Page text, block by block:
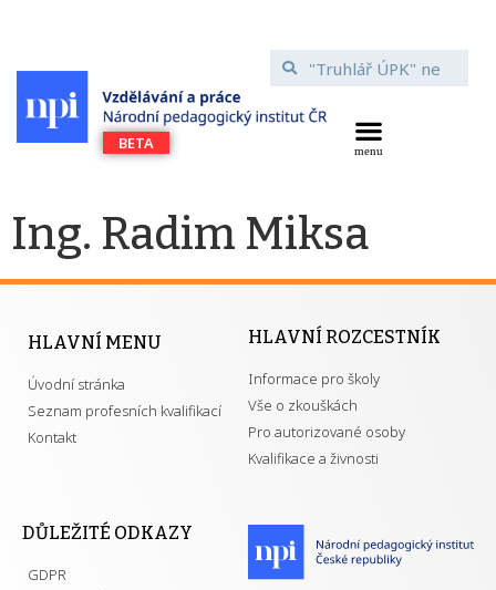
Ing. Radim Miksa
HLAVNÍ MENU
Úvodní stránka
Seznam profesních kvalifikací
Kontakt
HLAVNÍ ROZCESTNÍK
Informace pro školy
Vše o zkouškách
Pro autorizované osoby
Kvalifikace a živnosti
DŮLEŽITÉ ODKAZY
GDPR